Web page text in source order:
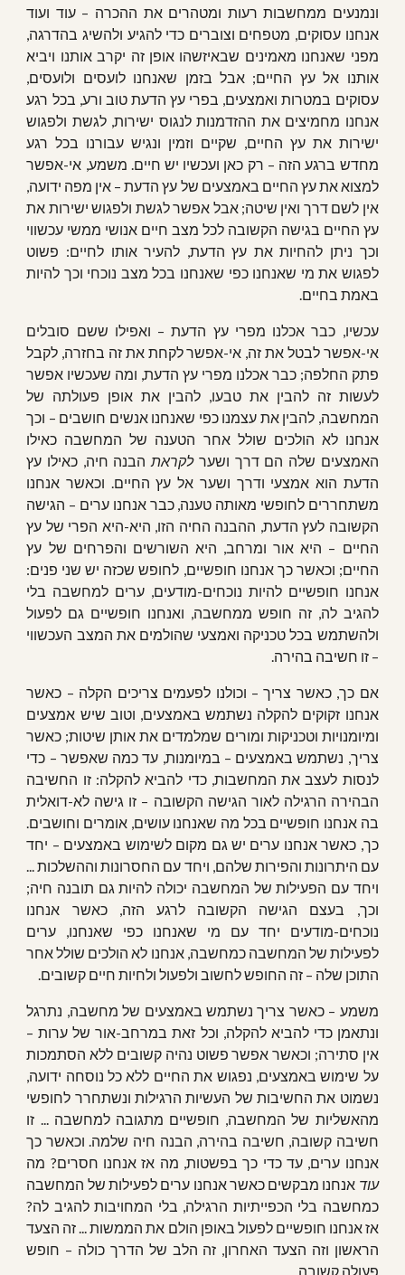
ונמנעים ממחשבות רעות ומטהרים את ההכרה – עוד ועוד
אנחנו עסוקים, מטפחים וצוברים כדי להגיע ולהשיג בהדרגה,
מפני שאנחנו מאמינים שבאיזשהו אופן זה יקרב אותנו ויביא
אותנו אל עץ החיים; אבל בזמן שאנחנו לועסים ולועסים,
עסוקים במטרות ואמצעים, בפרי עץ הדעת טוב ורע, בכל רגע
אנחנו מחמיצים את ההזדמנות לנגוס ישירות, לגשת ולפגוש
ישירות את עץ החיים, שקיים וזמין ונגיש עבורנו בכל רגע
מחדש ברגע הזה – רק כאן ועכשיו יש חיים. משמע, אי-אפשר
למצוא את עץ החיים באמצעים של עץ הדעת – אין מפה ידועה,
אין לשם דרך ואין שיטה; אבל אפשר לגשת ולפגוש ישירות את
עץ החיים בגישה הקשובה לכל מצב חיים אנושי ממשי עכשווי
וכך ניתן להחיות את עץ הדעת, להעיר אותו לחיים: פשוט
לפגוש את מי שאנחנו כפי שאנחנו בכל מצב נוכחי וכך להיות
באמת בחיים.
עכשיו, כבר אכלנו מפרי עץ הדעת – ואפילו ששם סובלים
אי-אפשר לבטל את זה, אי-אפשר לקחת את זה בחזרה, לקבל
פתק החלפה; כבר אכלנו מפרי עץ הדעת, ומה שעכשיו אפשר
לעשות זה להבין את טבעו, להבין את אופן פעולתה של
המחשבה, להבין את עצמנו כפי שאנחנו אנשים חושבים – וכך
אנחנו לא הולכים שולל אחר הטענה של המחשבה כאילו
האמצעים שלה הם דרך ושערלקראתהבנה חיה, כאילו עץ
הדעת הוא אמצעי ודרך ושער אל עץ החיים. וכאשר אנחנו
משתחררים לחופשי מאותה טענה, כבר אנחנו ערים – הגישה
הקשובה לעץ הדעת, ההבנה החיה הזו, היא-היא הפרי של עץ
החיים – היא אור ומרחב, היא השורשים והפרחים של עץ
החיים; וכאשר כך אנחנו חופשיים, לחופש שכזה יש שני פנים:
אנחנו חופשיים להיות נוכחים-מודעים, ערים למחשבה בלי
להגיב לה, זה חופש ממחשבה, ואנחנו חופשיים גם לפעול
ולהשתמש בכל טכניקה ואמצעי שהולמים את המצב העכשווי
– זו חשיבה בהירה.
אם כך, כאשר צריך – וכולנו לפעמים צריכים הקלה – כאשר
אנחנו זקוקים להקלה נשתמש באמצעים, וטוב שיש אמצעים
ומיומנויות וטכניקות ומורים שמלמדים את אותן שיטות; כאשר
צריך, נשתמש באמצעים – במיומנות, עד כמה שאפשר – כדי
לנסות לעצב את המחשבות, כדי להביא להקלה: זו החשיבה
הבהירה הרגילה לאור הגישה הקשובה – זו גישה לא-דואלית
בה אנחנו חופשיים בכל מה שאנחנו עושים, אומרים וחושבים.
כך, כאשר אנחנו ערים יש גם מקום לשימוש באמצעים – יחד
עם היתרונות והפירות שלהם, ויחד עם החסרונות וההשלכות ...
ויחד עם הפעילות של המחשבה יכולה להיות גם תובנה חיה;
וכך, בעצם הגישה הקשובה לרגע הזה, כאשר אנחנו
נוכחים-מודעים יחד עם מי שאנחנו כפי שאנחנו, ערים
לפעילות של המחשבה כמחשבה, אנחנו לא הולכים שולל אחר
התוכן שלה – זה החופש לחשוב ולפעול ולחיות חיים קשובים.
משמע – כאשר צריך נשתמש באמצעים של מחשבה, נתרגל
ונתאמן כדי להביא להקלה, וכל זאת במרחב-אור של ערות –
אין סתירה; וכאשר אפשר פשוט נהיה קשובים ללא הסתמכות
על שימוש באמצעים, נפגוש את החיים ללא כל נוסחה ידועה,
נשמוט את החשיבות של העשיות הרגילות ונשתחרר לחופשי
מהאשליות של המחשבה, חופשיים מתגובה למחשבה ... זו
חשיבה קשובה, חשיבה בהירה, הבנה חיה שלמה. וכאשר כך
אנחנו ערים, עד כדי כך בפשטות, מה אז אנחנו חסרים? מה
עוד אנחנו מבקשים כאשר אנחנו ערים לפעילות של המחשבה
כמחשבה בלי הכפייתיות הרגילה, בלי המחויבות להגיב לה?
אז אנחנו חופשיים לפעול באופן הולם את הממשות ... זה הצעד
הראשון וזה הצעד האחרון, זה הלב של הדרך כולה – חופש
פעולה קשובה.